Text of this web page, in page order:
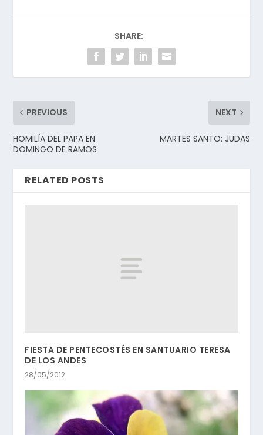
SHARE:
PREVIOUS
HOMILÍA DEL PAPA EN
DOMINGO DE RAMOS
NEXT
MARTES SANTO: JUDAS
RELATED POSTS
FIESTA DE PENTECOSTÉS EN SANTUARIO TERESA
DE LOS ANDES
28/05/2012